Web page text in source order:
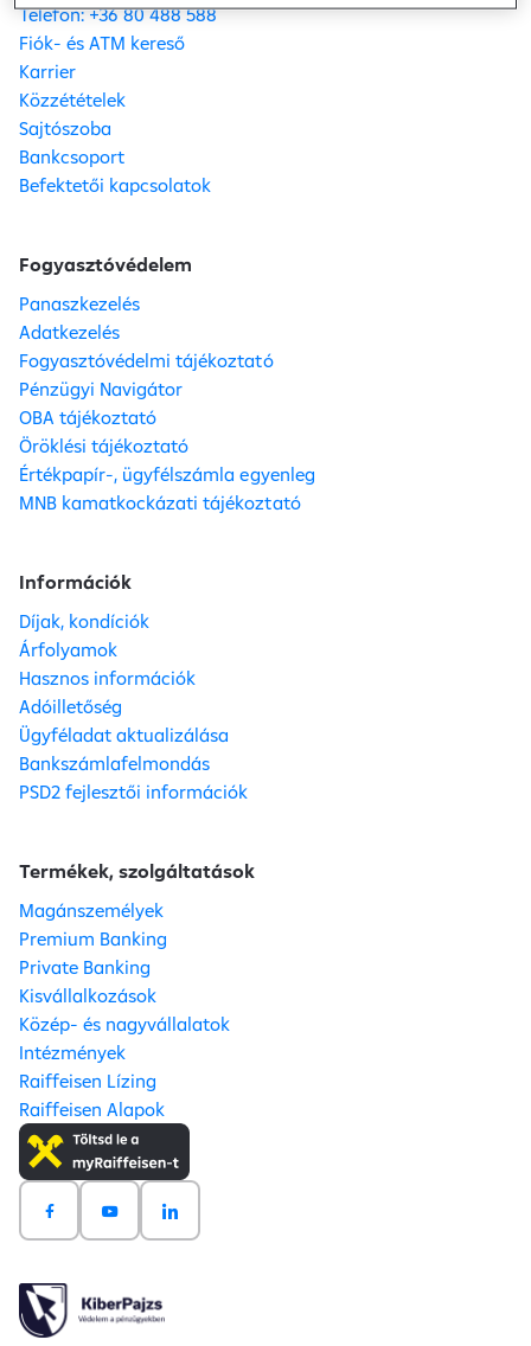
Telefon: +36 80 488 588
Fiók- és ATM kereső
Karrier
Közzétételek
Sajtószoba
Bankcsoport
Befektetői kapcsolatok
Fogyasztóvédelem
Panaszkezelés
Adatkezelés
Fogyasztóvédelmi tájékoztató
Pénzügyi Navigátor
OBA tájékoztató
Öröklési tájékoztató
Értékpapír-, ügyfélszámla egyenleg
MNB kamatkockázati tájékoztató
Információk
Díjak, kondíciók
Árfolyamok
Hasznos információk
Adóilletőség
Ügyféladat aktualizálása
Bankszámlafelmondás
PSD2 fejlesztői információk
Termékek, szolgáltatások
Magánszemélyek
Premium Banking
Private Banking
Kisvállalkozások
Közép- és nagyvállalatok
Intézmények
Raiffeisen Lízing
Raiffeisen Alapok